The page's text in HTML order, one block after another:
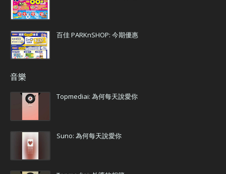
百佳 PARKnSHOP: 今期優惠
音樂
Topmediai: 為何每天說愛你
Suno: 為何每天說愛你